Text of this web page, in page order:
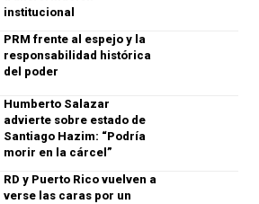
institucional
PRM frente al espejo y la
responsabilidad histórica
del poder
Humberto Salazar
advierte sobre estado de
Santiago Hazim: “Podría
morir en la cárcel”
RD y Puerto Rico vuelven a
verse las caras por un